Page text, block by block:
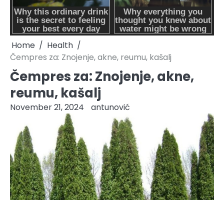
Home
Health
Čempres za: Znojenje, akne, reumu, kašalj
Čempres za: Znojenje, akne,
reumu, kašalj
November 21, 2024 antunović